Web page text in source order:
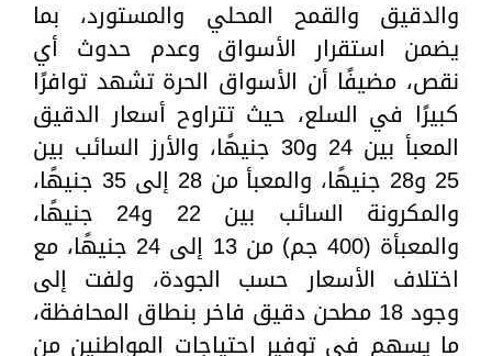
والدقيق والقمح المحلي والمستورد، بما
يضمن استقرار الأسواق وعدم حدوث أي
نقص، مضيفًا أن الأسواق الحرة تشهد توافرًا
كبيرًا في السلع، حيث تتراوح أسعار الدقيق
المعبأ بين 24 و30 جنيهًا، والأرز السائب بين
25 و28 جنيهًا، والمعبأ من 28 إلى 35 جنيهًا،
والمكرونة السائب بين 22 و24 جنيهًا،
والمعبأة (400 جم) من 13 إلى 24 جنيهًا، مع
اختلاف الأسعار حسب الجودة، ولفت إلى
وجود 18 مطحن دقيق فاخر بنطاق المحافظة،
ما يسهم في توفير احتياجات المواطنين من